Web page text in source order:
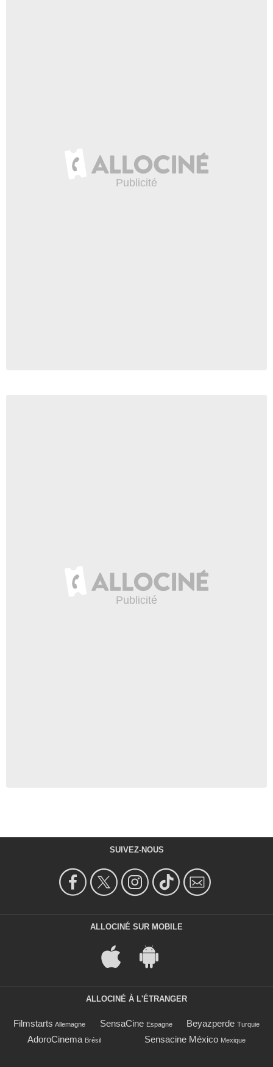
SUIVEZ-NOUS
ALLOCINÉ SUR MOBILE
ALLOCINÉ À L'ÉTRANGER
Filmstarts Allemagne SensaCine Espagne Beyazperde Turquie
AdoroCinema Brésil Sensacine México Mexique